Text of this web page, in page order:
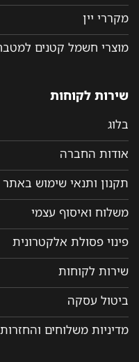
מקררי יין
מוצרי חשמל קטנים למטבח
שירות לקוחות
בלוג
אודות החברה
תקנון ותנאי שימוש באתר
משלוח ואיסוף עצמי
פינוי פסולת אלקטרונית
שירות לקוחות
ביטול עסקה
מדיניות משלוחים והחזרות